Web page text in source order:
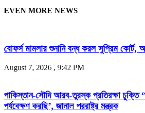
EVEN MORE NEWS
বোফর্স মামলার শুনানি বন্ধ করল সুপ্রিম কোর্ট,
August 7, 2026 , 9:42 PM
পাকিস্তান-সৌদি আরব-তুরস্ক প্রতিরক্ষা চুক্তি
পর্যবেক্ষণ করছি’, জানাল পররাষ্ট্র মন্ত্রক